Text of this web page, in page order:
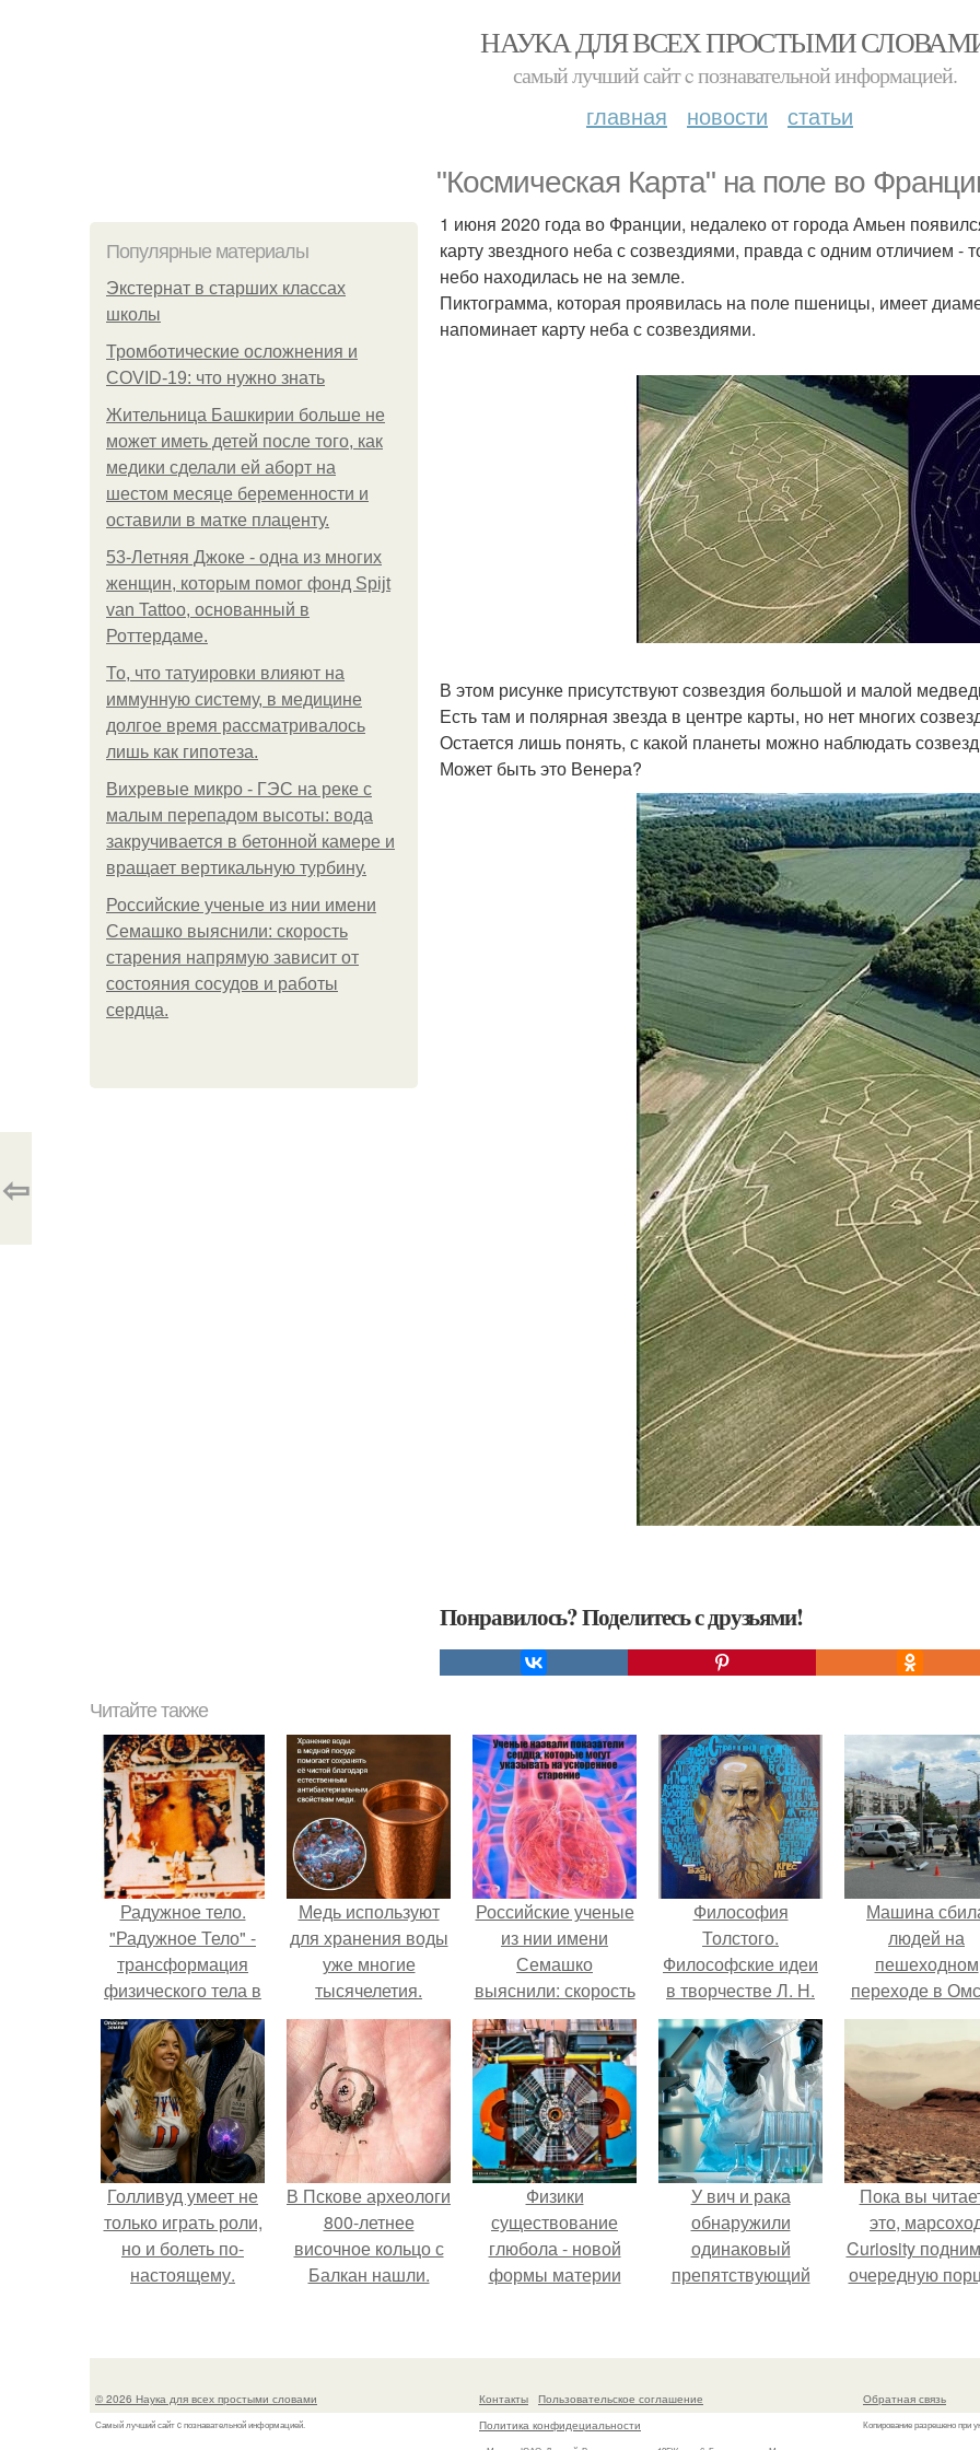
НАУКА ДЛЯ ВСЕХ ПРОСТЫМИ
самый лучший сайт c познавательной информацией.
главная новости статьи
"Космическая Карта" на поле во
Популярные материалы
Экстернат в старших классах
школы
Тромботические осложнения и
COVID-19: что нужно знать
Жительница Башкирии больше не
может иметь детей после того, как
медики сделали ей аборт на
шестом месяце беременности и
оставили в матке плаценту.
53-Летняя Джоке - одна из многих
женщин, которым помог фонд Spijt
van Tattoo, основанный в
Роттердаме.
То, что татуировки влияют на
иммунную систему, в медицине
долгое время рассматривалось
лишь как гипотеза.
Вихревые микро - ГЭС на реке с
малым перепадом высоты: вода
закручивается в бетонной камере и
вращает вертикальную турбину.
Российские ученые из нии имени
Семашко выяснили: скорость
старения напрямую зависит от
состояния сосудов и работы
сердца.
1 июня 2020 года во Франции, недалеко от города Амьен
карту звездного неба с созвездиями, правда с одним отличием -
небо находилась не на земле.
Пиктограмма, которая проявилась на поле пшеницы, имеет
напоминает карту неба с созвездиями.
В этом рисунке присутствуют созвездия большой и малой
Есть там и полярная звезда в центре карты, но нет многих
Остается лишь понять, с какой планеты можно наблюдать
Может быть это Венера?
Понравилось? Поделитесь с друзьями!
⇦
Читайте также
Радужное тело.
"Радужное Тело" -
трансформация
физического тела в
свет.
Медь используют
для хранения воды
уже многие
тысячелетия.
Российские ученые
из нии имени
Семашко
выяснили: скорость
старения напрямую
зависит от
состояния сосудов
и работы сердца.
Философия
Толстого.
Философские идеи
в творчестве Л. Н.
Толстого.
Машина
людей на
пешеходном
переходе в
пострадали 8
человек.
Голливуд умеет не
только играть роли,
но и болеть по-
настоящему.
В Пскове археологи
800-летнее
височное кольцо с
Балкан нашли.
Физики
существование
глюбола - новой
формы материи
У вич и рака
обнаружили
одинаковый
препятствующий
Пока вы
это,
Curiosity
очередную
© 2026 Наука для всех простыми словами
Самый лучший сайт c познавательной информацией.
Контакты
Пользовательское соглашение
Политика конфидециальности
Обратная связь
Копирование разрешено при